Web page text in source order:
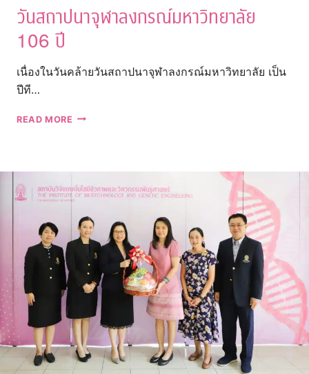
วันสถาปนาจุฬาลงกรณ์มหาวิทยาลัย
106 ปี
เนื่องในวันคล้ายวันสถาปนาจุฬาลงกรณ์มหาวิทยาลัย เป็น
ปีที…
READ MORE วัน
106
ปี